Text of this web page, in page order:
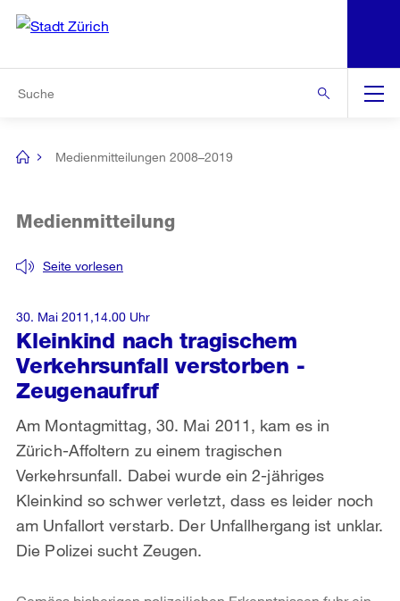
Navigation
[no
Medienmitteilungen 2008–2019
Kleinkind nach tragischem
Verkehrsunfall verstorben -
Zeugenaufruf
Seite vorlesen
Medienmitteilung
Am Montagmittag, 30. Mai 2011, kam es in
Zürich-Affoltern zu einem tragischen
Verkehrsunfall. Dabei wurde ein 2-jähriges
Kleinkind so schwer verletzt, dass es leider noch
am Unfallort verstarb. Der Unfallhergang ist unklar.
Die Polizei sucht Zeugen.
30. Mai 2011,14.00 Uhr